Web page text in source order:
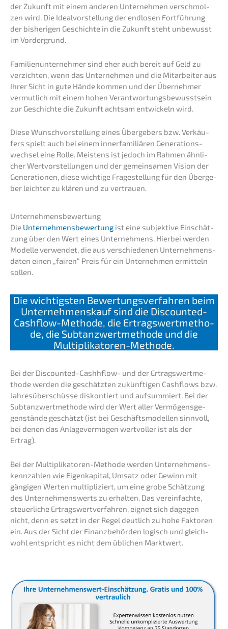
der Zukunft mit einem anderen Unter­neh­men verschmol­
zen wird. Die Ideal­vor­stel­lung der endlo­sen Fortfüh­rung
der bishe­ri­gen Geschich­te in die Zukunft steht unbewusst
im Vordergrund.
Famili­en­un­ter­neh­mer sind eher auch bereit auf Geld zu
verzich­ten, wenn das Unter­neh­men und die Mitar­bei­ter aus
Ihrer Sicht in gute Hände kommen und der Überneh­mer
vermut­lich mit einem hohen Verant­wor­tungs­be­wusst­sein
zur Geschich­te die Zukunft achtsam entwi­ckeln wird.
Diese Wunsch­vor­stel­lung eines Überge­bers bzw. Verkäu­
fers spielt auch bei einem inner­fa­mi­liä­ren Generations­
wechsel eine Rolle. Meistens ist jedoch im Rahmen ähnli­
cher Wertvor­stel­lun­gen und der gemein­sa­men Vision der
Genera­tio­nen, diese wichti­ge Frage­stel­lung für den Überge­
ber leich­ter zu klären und zu vertrauen.
Unter­neh­mens­be­wer­tung
Die Unter­neh­mens­be­wer­tung ist eine subjek­ti­ve Einschät­
zung über den Wert eines Unter­neh­mens. Hierbei werden
Model­le verwen­det, die aus verschie­de­nen Unter­neh­mens­
da­ten einen „fairen“ Preis für ein Unter­neh­men ermit­teln
sollen.
Die wichtigs­ten Bewer­tungs­ver­fah­ren beim
Unter­nehmens­kauf sind die Discoun­ted-
Cashflow-Metho­de, die Ertrags­wert­me­tho­
de, die Subtanz­wert­me­tho­de und die
Multiplikatoren-Methode.
Bei der Discoun­ted-Cashh­flow- und der Ertrags­wert­me­
tho­de werden die geschätz­ten zukünf­ti­gen Cashflows bzw.
Jahres­über­schüs­se diskon­tiert und aufsum­miert. Bei der
Subtanz­wert­me­tho­de wird der Wert aller Vermö­gens­ge­
gen­stän­de geschätzt (ist bei Geschäfts­mo­del­len sinnvoll,
bei denen das Anlage­ver­mö­gen wertvol­ler ist als der
Ertrag).
Bei der Multi­pli­ka­to­ren-Metho­de werden Unter­neh­mens­
kenn­zah­len wie Eigen­ka­pi­tal, Umsatz oder Gewinn mit
gängi­gen Werten multi­pli­ziert, um eine grobe Schät­zung
des Unter­neh­mens­werts zu erhal­ten. Das verein­fach­te,
steuer­li­che Ertrags­wert­ver­fah­ren, eignet sich dagegen
nicht, denn es setzt in der Regel deutlich zu hohe Fakto­ren
ein. Aus der Sicht der Finanz­be­hör­den logisch und gleich­
wohl entspricht es nicht dem üblichen Marktwert.